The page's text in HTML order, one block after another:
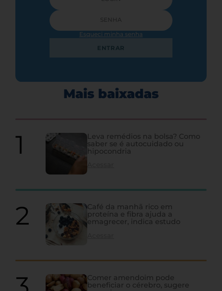
Esqueci minha senha
ENTRAR
Mais baixadas
Leva remédios na bolsa? Como
saber se é autocuidado ou
hipocondria
Café da manhã rico em
proteína e fibra ajuda a
emagrecer, indica estudo
Comer amendoim pode
beneficiar o cérebro, sugere